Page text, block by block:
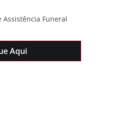
Assistência Funeral
Aqui